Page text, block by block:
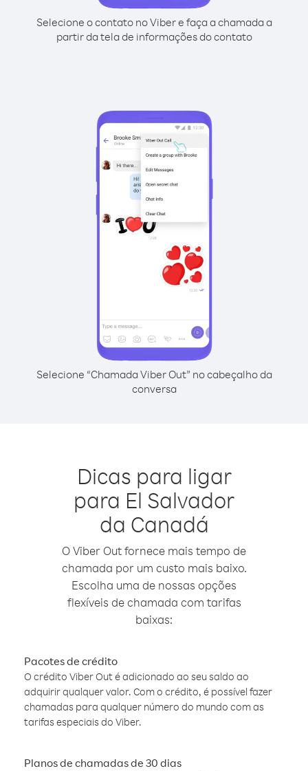
Selecione o contato no Viber e faça a chamada a
partir da tela de informações do contato
Selecione “Chamada Viber Out” no cabeçalho da
conversa
Dicas para ligar
para El Salvador
da Canadá
O Viber Out fornece mais tempo de
chamada por um custo mais baixo.
Escolha uma de nossas opções
flexíveis de chamada com tarifas
baixas:
Pacotes de crédito
O crédito Viber Out é adicionado ao seu saldo ao
adquirir qualquer valor. Com o crédito, é possível fazer
chamadas para qualquer número do mundo com as
tarifas especiais do Viber.
Planos de chamadas de 30 dias